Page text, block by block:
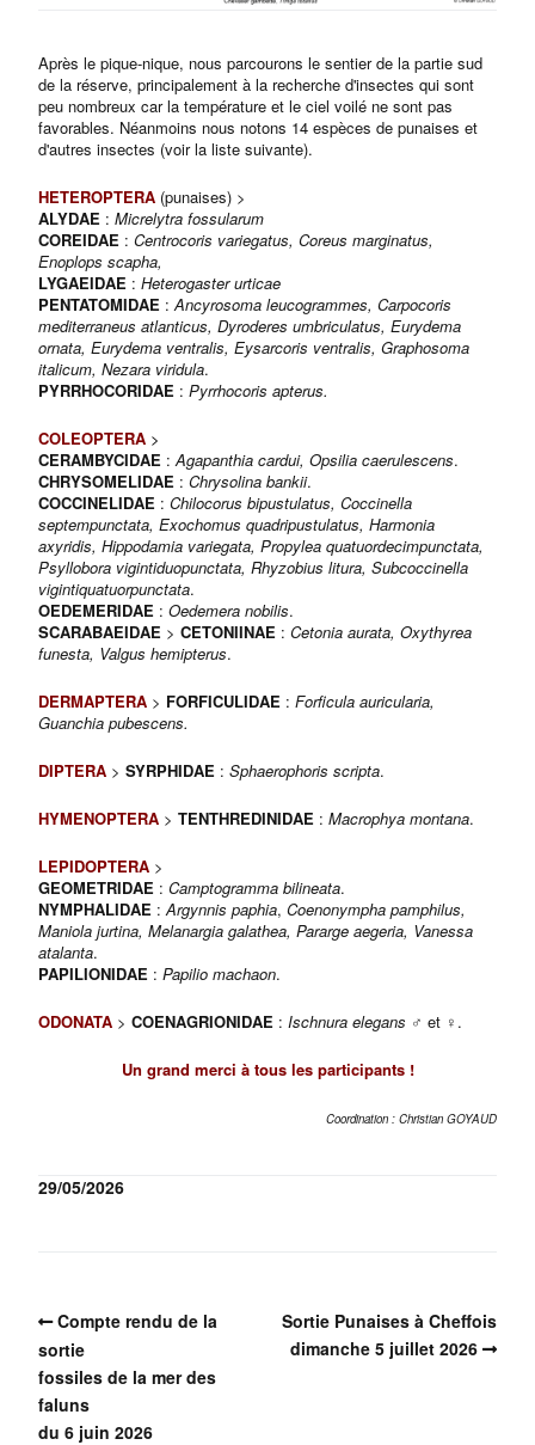
Après le pique-nique, nous parcourons le sentier de la partie sud
de la réserve, principalement à la recherche d'insectes qui sont
peu nombreux car la température et le ciel voilé ne sont pas
favorables. Néanmoins nous notons 14 espèces de punaises et
d'autres insectes (voir la liste suivante).
HETEROPTERA (punaises) >
ALYDAE : Micrelytra fossularum
COREIDAE : Centrocoris variegatus, Coreus marginatus,
Enoplops scapha,
LYGAEIDAE : Heterogaster urticae
PENTATOMIDAE :Ancyrosoma leucogrammes, Carpocoris
mediterraneus atlanticus, Dyroderes umbriculatus, Eurydema
ornata, Eurydema ventralis, Eysarcoris ventralis, Graphosoma
italicum, Nezara viridula.
PYRRHOCORIDAE : Pyrrhocoris apterus.
COLEOPTERA >
CERAMBYCIDAE :Agapanthia cardui, Opsilia caerulescens.
CHRYSOMELIDAE : Chrysolina bankii.
COCCINELIDAE : Chilocorus bipustulatus, Coccinella
septempunctata, Exochomus quadripustulatus, Harmonia
axyridis, Hippodamia variegata, Propylea quatuordecimpunctata,
Psyllobora vigintiduopunctata, Rhyzobius litura, Subcoccinella
vigintiquatuorpunctata.
OEDEMERIDAE : Oedemera nobilis.
SCARABAEIDAE > CETONIINAE : Cetonia aurata, Oxythyrea
funesta, Valgus hemipterus.
DERMAPTERA > FORFICULIDAE : Forficula auricularia,
Guanchia pubescens.
DIPTERA > SYRPHIDAE : Sphaerophoris scripta.
HYMENOPTERA > TENTHREDINIDAE : Macrophya montana.
LEPIDOPTERA >
GEOMETRIDAE : Camptogramma bilineata.
NYMPHALIDAE :Argynnis paphia, Coenonympha pamphilus,
Maniola jurtina, Melanargia galathea, Pararge aegeria, Vanessa
atalanta.
PAPILIONIDAE : Papilio machaon.
ODONATA > COENAGRIONIDAE : Ischnura elegans ♂ et ♀.
Un grand merci à tous les participants !
Coordination : Christian GOYAUD
29/05/2026
Compte rendu de la
sortie
fossiles de la mer des
faluns
du 6 juin 2026
Sortie Punaises à Cheffois
dimanche 5 juillet 2026